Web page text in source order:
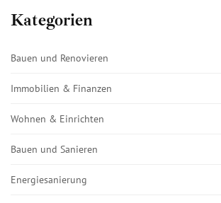
Kategorien
Bauen und Renovieren
Immobilien & Finanzen
Wohnen & Einrichten
Bauen und Sanieren
Energiesanierung